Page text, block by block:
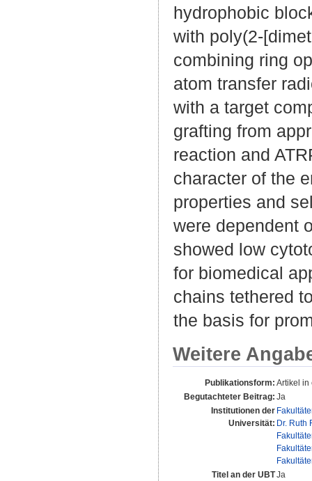
hydrophobic
with poly(2-
combining ring
atom transfer
with a target
grafting from
reaction and
character of the
properties and
were dependent
showed low
for biomedical
chains tethered
the basis for
Weitere
Publikationsform: Artikel in
Begutachteter Beitrag: Ja
Institutionen der
Universität: Dr. Ruth
Titel an der UBTJa